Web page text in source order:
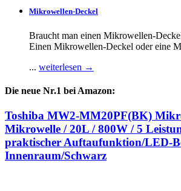
Mikrowellen-Deckel
Braucht man einen Mikrowellen-
Einen Mikrowellen-Deckel oder eine
... weiterlesen →
Die neue Nr.1 bei Amazon:
Toshiba MW2-MM20PF(BK)
Mikrowelle / 20L / 800W / 5
praktischer Auftaufunktion/LED-
Innenraum/Schwarz